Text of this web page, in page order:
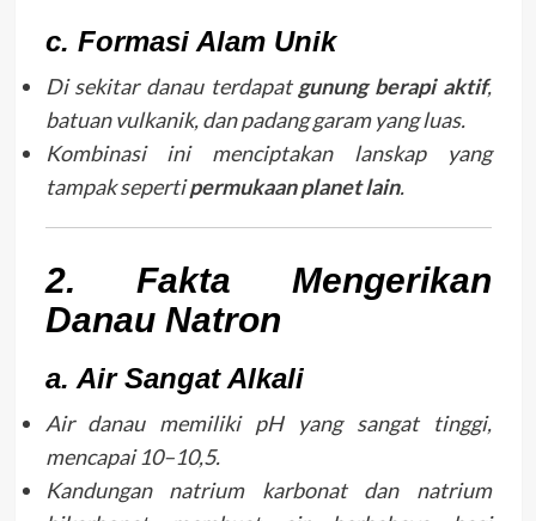
c. Formasi Alam Unik
Di sekitar danau terdapatgunung berapi aktif,
batuan vulkanik, dan padang garam yang luas.
Kombinasi ini menciptakan lanskap yang
tampak sepertipermukaan planet lain.
2. Fakta Mengerikan
Danau Natron
a. Air Sangat Alkali
Air danau memiliki pH yang sangat tinggi,
mencapai 10–10,5.
Kandungan natrium karbonat dan natrium